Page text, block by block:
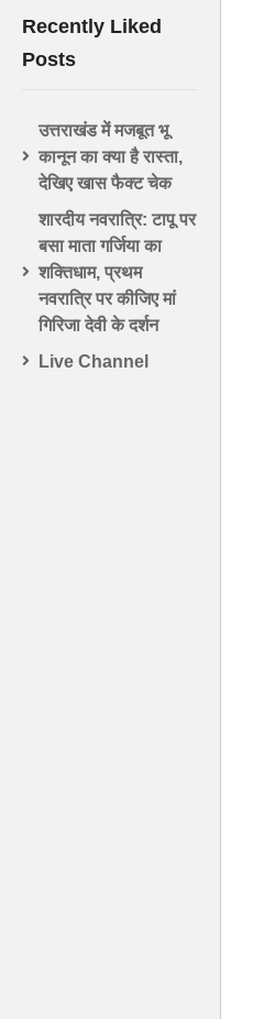
Recently Liked
Posts
उत्तराखंड में मजबूत भू
कानून का क्या है रास्ता,
देखिए खास फैक्ट चेक
शारदीय नवरात्रि: टापू पर
बसा माता गर्जिया का
शक्तिधाम, प्रथम
नवरात्रि पर कीजिए मां
गिरिजा देवी के दर्शन
Live Channel